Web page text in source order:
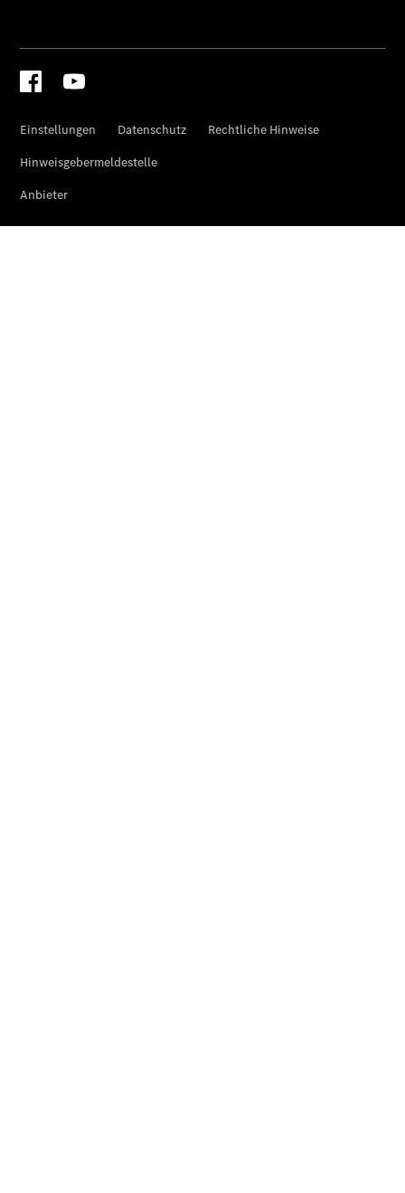
Umrüstungen
Service für
Reisemobile
Gebrauchtwagensuche